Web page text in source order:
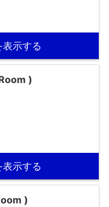
示する
)
示する
)